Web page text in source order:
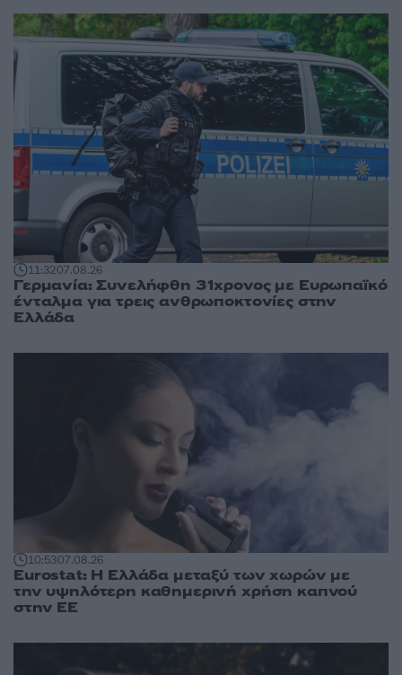
11:3207.08.26
Γερμανία: Συνελήφθη 31χρονος με Ευρωπαϊκό
ένταλμα για τρεις ανθρωποκτονίες στην
Ελλάδα
10:5307.08.26
Eurostat: Η Ελλάδα μεταξύ των χωρών με
την υψηλότερη καθημερινή χρήση καπνού
στην ΕΕ